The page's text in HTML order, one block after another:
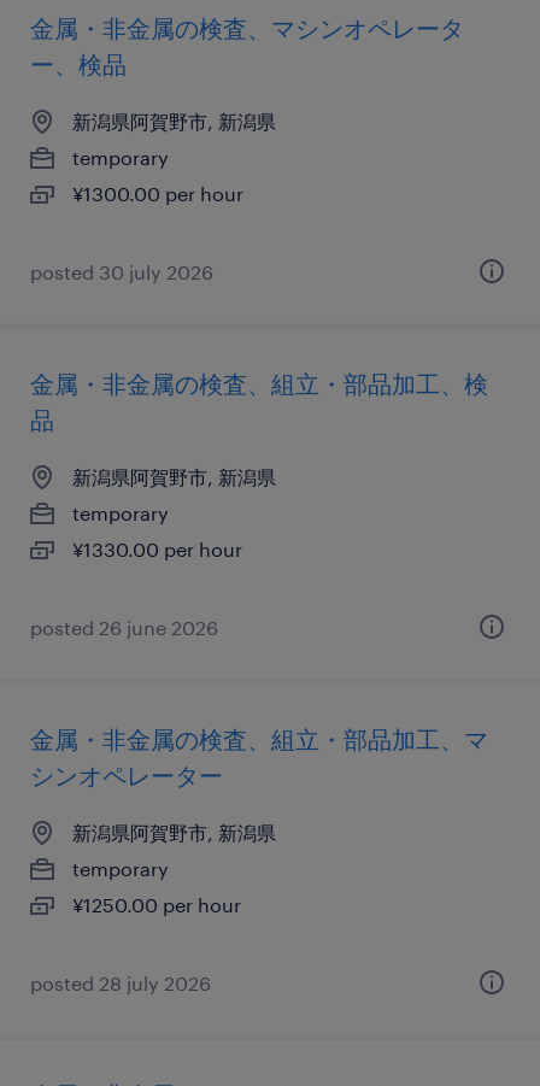
金属・非金属の検査、マシンオペレータ
ー、検品
新潟県阿賀野市, 新潟県
temporary
¥1300.00 per hour
posted 30 july 2026
金属・非金属の検査、組立・部品加工、検
品
新潟県阿賀野市, 新潟県
temporary
¥1330.00 per hour
posted 26 june 2026
金属・非金属の検査、組立・部品加工、マ
シンオペレーター
新潟県阿賀野市, 新潟県
temporary
¥1250.00 per hour
posted 28 july 2026